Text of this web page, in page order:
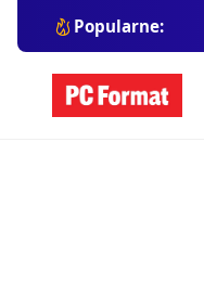
Popularne: